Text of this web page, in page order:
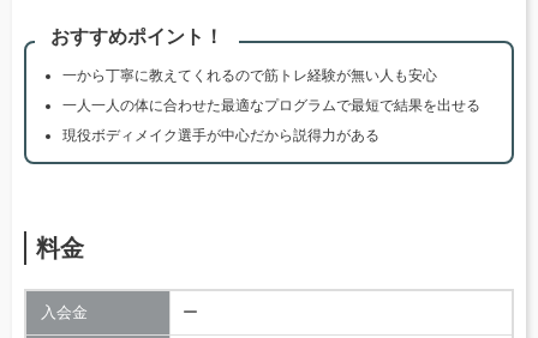
おすすめポイント！
一から丁寧に教えてくれるので筋トレ経験が無い人も安心
一人一人の体に合わせた最適なプログラムで最短で結果を出せる
現役ボディメイク選手が中心だから説得力がある
料金
入会金 ー